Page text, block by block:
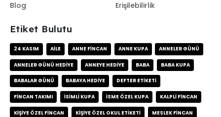
Blog
Erişilebilirlik
Etiket Bulutu
24 KASIM AILE ANNE FINCAN ANNE KUPA ANNELER GÜNÜ
ANNELER GÜNÜ HEDIYE ANNEYE HEDIYE BABA BABA KUPA
BABALAR GÜNÜ BABAYA HEDIYE DEFTER ETIKETI
FINCAN TAKIMI ISIMLI KUPA ISME ÖZEL KUPA KALPLI FINCAN
KIŞIYE ÖZEL FINCAN KIŞIYE ÖZEL OKUL ETIKETI MESLEK FINCAN